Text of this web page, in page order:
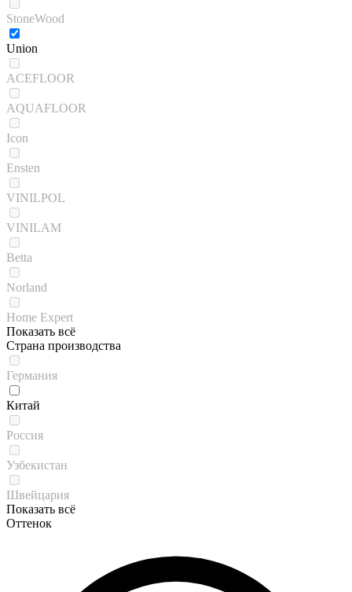
StoneWood
Union
ACEFLOOR
AQUAFLOOR
Icon
Ensten
VINILPOL
VINILAM
Betta
Norland
Home Expert
Показать всё
Страна производства
Германия
Китай
Россия
Узбекистан
Швейцария
Показать всё
Оттенок